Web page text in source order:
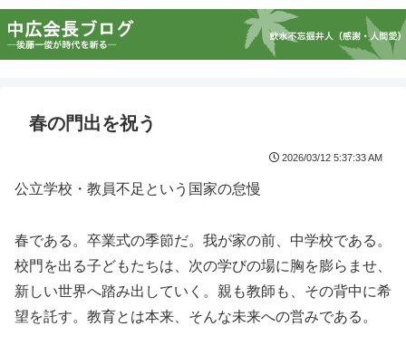
春の門出を祝う
2026/03/12 5:37:33 AM
公立学校・教員不足という国家の怠慢
春である。卒業式の季節だ。我が家の前、中学校である。
校門を出る子どもたちは、次の学びの場に胸を膨らませ、
新しい世界へ踏み出していく。親も教師も、その背中に希
望を託す。教育とは本来、そんな未来への営みである。